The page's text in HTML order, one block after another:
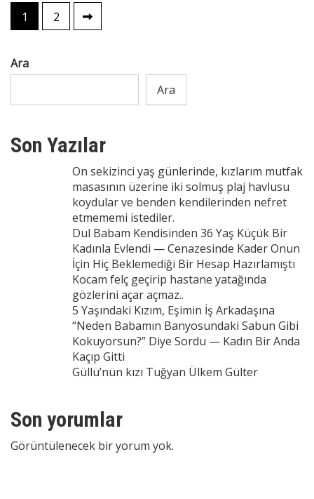
Yazı
sayfalaması
1 2
Ara
Ara
Son Yazılar
On sekizinci yaş günlerinde, kızlarım mutfak
masasının üzerine iki solmuş plaj havlusu
koydular ve benden kendilerinden nefret
etmememi istediler.
Dul Babam Kendisinden 36 Yaş Küçük Bir
Kadınla Evlendi — Cenazesinde Kader Onun
İçin Hiç Beklemediği Bir Hesap Hazırlamıştı
Kocam felç geçirip hastane yatağında
gözlerini açar açmaz..
5 Yaşındaki Kızım, Eşimin İş Arkadaşına
“Neden Babamın Banyosundaki Sabun Gibi
Kokuyorsun?” Diye Sordu — Kadın Bir Anda
Kaçıp Gitti
Güllü’nün kızı Tuğyan Ülkem Gülter
Son yorumlar
Görüntülenecek bir yorum yok.